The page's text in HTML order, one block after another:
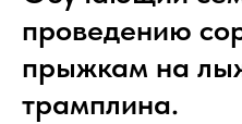
проведению
прыжкам на
трамплина.